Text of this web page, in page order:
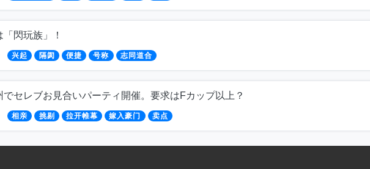
「閃玩族」！
兴起 隔阂 便捷 号称 志同道合
でセレブお見合いパーティ開催。要求はFカップ以上？
相亲 挑剔 拉开帷幕 嫁入豪门 卖点